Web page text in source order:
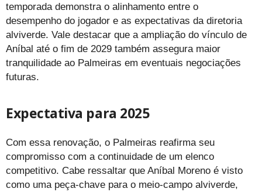
temporada demonstra o alinhamento entre o
desempenho do jogador e as expectativas da diretoria
alviverde. Vale destacar que a ampliação do vínculo de
Aníbal até o fim de 2029 também assegura maior
tranquilidade ao Palmeiras em eventuais negociações
futuras.
Expectativa para 2025
Com essa renovação, o Palmeiras reafirma seu
compromisso com a continuidade de um elenco
competitivo. Cabe ressaltar que Aníbal Moreno é visto
como uma peça-chave para o meio-campo alviverde,